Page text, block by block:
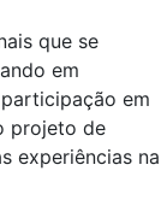
que se
em
em
projeto de
experiências na